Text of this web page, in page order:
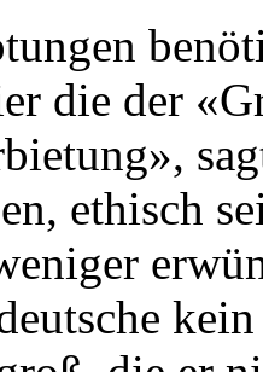
die der
ethisch